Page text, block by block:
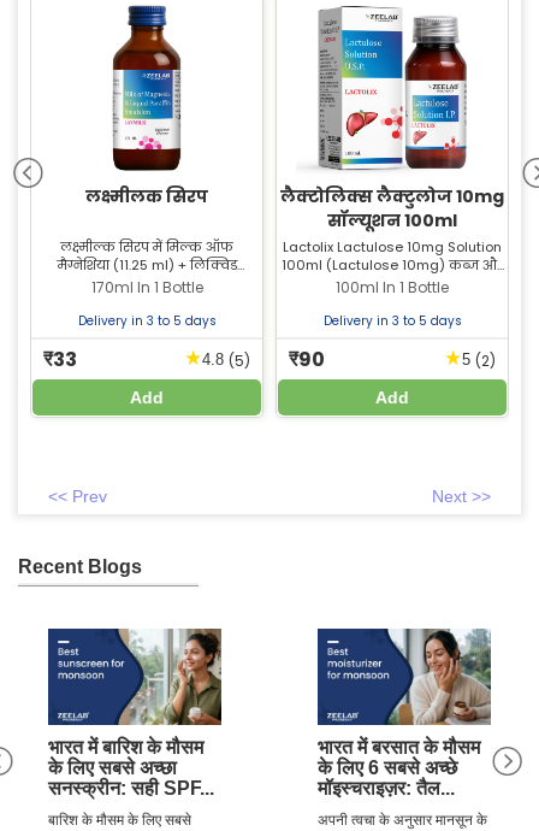
लक्ष्मीलक सिरप
लक्ष्मील्क सिरप में मिल्क ऑफ
मैग्नेशिया (11.25 ml) + लिक्विड
पैराफिन (3.75 ml) होता है। यह कब्ज से
Pharmacy से सर्वोत्तम मूल्य पर बेचा
170ml In 1 Bottle
Delivery in 3 to 5 days
₹33 ★4.8 (5)
Add
लैक्टोलिक्स लैक्टुलोज 10mg
सॉल्यूशन 100ml
Lactolix Lactulose 10mg Solution
100ml (Lactulose 10mg) कब्ज और
आंत की समस्याओं के इलाज में उपयोगी
सबसे अच्छे मूल्य पर खरीदें।
100ml In 1 Bottle
Delivery in 3 to 5 days
₹90 ★5 (2)
Add
<< Prev Next >>
Recent Blogs
भारत में बारिश के मौसम
के लिए सबसे अच्छा
सनस्क्रीन: सही SPF...
बारिश के मौसम के लिए सबसे
भारत में बरसात के मौसम
के लिए 6 सबसे अच्छे
मॉइस्चराइज़र: तैल...
अपनी त्वचा के अनुसार मानसून के